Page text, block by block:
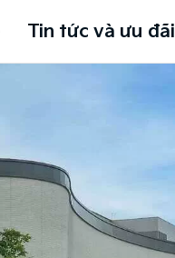
Tin tức và ưu đãi